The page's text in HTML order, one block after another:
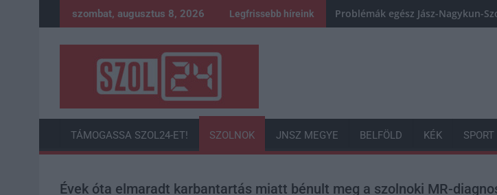
to
szombat, augusztus 8, 2026 Legfrissebb híreink Problémák egész Jász-Nagykun-
TÁMOGASSA SZOL24-ET! SZOLNOK JNSZ MEGYE BELFÖLD KÉK SPORT
Évek óta elmaradt karbantartás miatt bénult meg a szolnoki MR-